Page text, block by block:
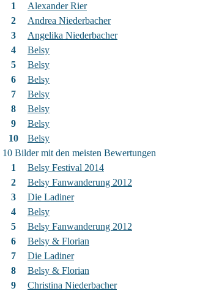
1
Alexander Rier
2
Andrea Niederbacher
3
Angelika Niederbacher
4
Belsy
5
Belsy
6
Belsy
7
Belsy
8
Belsy
9
Belsy
10
Belsy
10 Bilder mit den meisten Bewertungen
1
Belsy Festival 2014
2
Belsy Fanwanderung 2012
3
Die Ladiner
4
Belsy
5
Belsy Fanwanderung 2012
6
Belsy & Florian
7
Die Ladiner
8
Belsy & Florian
9
Christina Niederbacher